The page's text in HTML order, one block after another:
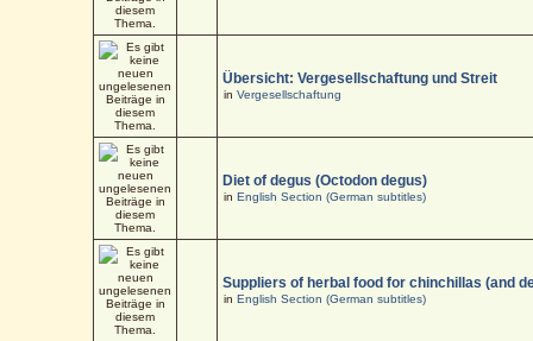
Übersicht: Vergesellschaftung und Streit
inVergesellschaftung
Diet of degus (Octodon degus)
inEnglish Section (German subtitles)
Suppliers of herbal food for chinchillas (and
inEnglish Section (German subtitles)